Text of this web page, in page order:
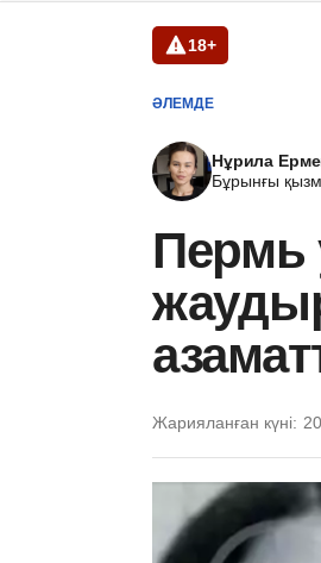
18+
ӘЛЕМДЕ
Нұрила
Бұрынғы
Пермь
Жарияланған күні: